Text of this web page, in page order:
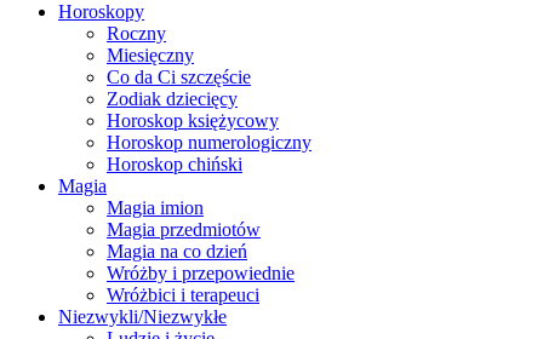
Horoskopy
Roczny
Miesięczny
Co da Ci szczęście
Zodiak dziecięcy
Horoskop księżycowy
Horoskop numerologiczny
Horoskop chiński
Magia
Magia imion
Magia przedmiotów
Magia na co dzień
Wróżby i przepowiednie
Wróżbici i terapeuci
Niezwykli/Niezwykłe